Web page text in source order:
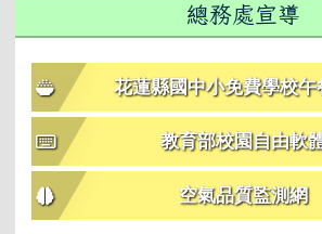
總務處宣導
花蓮縣國中小免費學校午
教育部校園自由軟
空氣品質監測網